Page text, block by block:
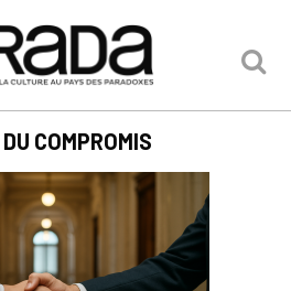
COMPROMIS